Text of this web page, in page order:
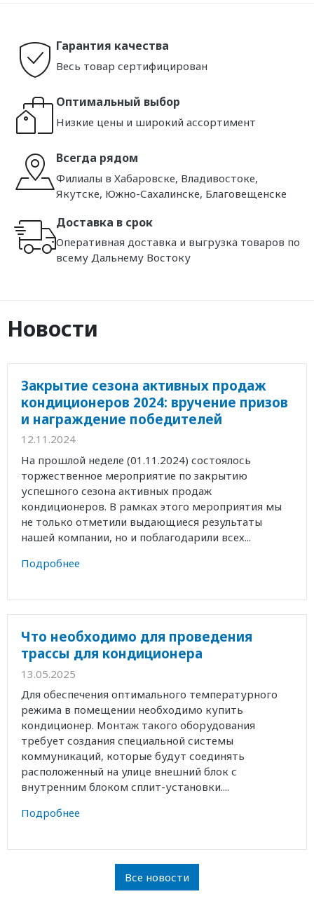
Гарантия качества
Весь товар сертифицирован
Оптимальный выбор
Низкие цены и широкий ассортимент
Всегда рядом
Филиалы в Хабаровске, Владивостоке,
Якутске, Южно-Сахалинске, Благовещенске
Доставка в срок
Оперативная доставка и выгрузка товаров по
всему Дальнему Востоку
Новости
Закрытие сезона активных продаж
кондиционеров 2024: вручение призов
и награждение победителей
12.11.2024
На прошлой неделе (01.11.2024) состоялось
торжественное мероприятие по закрытию
успешного сезона активных продаж
кондиционеров. В рамках этого мероприятия мы
не только отметили выдающиеся результаты
нашей компании, но и поблагодарили всех...
Подробнее
Что необходимо для проведения
трассы для кондиционера
13.05.2025
Для обеспечения оптимального температурного
режима в помещении необходимо купить
кондиционер. Монтаж такого оборудования
требует создания специальной системы
коммуникаций, которые будут соединять
расположенный на улице внешний блок с
внутренним блоком сплит-установки....
Подробнее
Все новости